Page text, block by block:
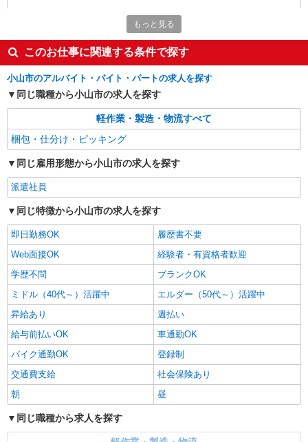
アルバイト パート
株式会社バイトレ（ADM815422）
人と話すのが苦手でも安心♪接客なしの軽作業
スタッフ
時給1280円（就業先により異なる）
栃木県小山市
キープ
アルバイト
株式会社バイトレ（ADM815983）
【迷ったらコレ】箱に入れるだけ♪モクモク軽
時給1174円（就業先により異なる）
栃木県小山市
キープ 詳細を見る
アルバイト パート
株式会社バイトレ（ADM815863）
【接客なし】静かな職場で集中◎検品・箱詰め
時給1150円（就業先により異なる）
詳細を見る
もっと見る
このお仕事に関連する条件で探す
小山市のアルバイト・バイト・パートの求人を探す
同じ職種から小山市の求人を探す
軽作業・製造・物流すべて
梱包・仕分け・ピッキング
同じ雇用形態から小山市の求人を探す
派遣社員
同じ特徴から小山市の求人を探す
即日勤務OK
履歴書不要
Web面接OK
経験者・有資格者歓迎
学歴不問
ブランクOK
ミドル（40代～）活躍中
エルダー（50代～）活躍中
昇給あり
週払い
給与前払いOK
車通勤OK
バイク通勤OK
登録制
交通費支給
社会保険あり
朝
昼
同じ職種から求人を探す